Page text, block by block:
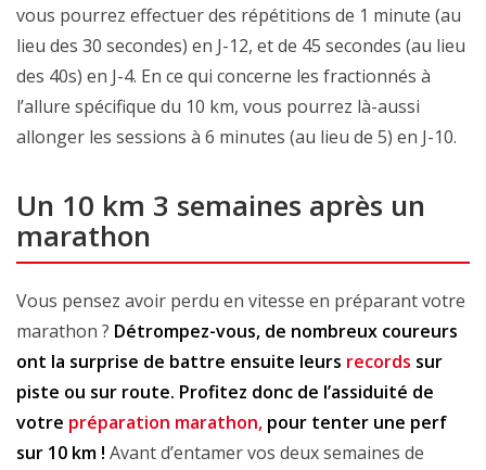
vous pourrez effectuer des répétitions de 1 minute (au
lieu des 30 secondes) en J-12, et de 45 secondes (au lieu
des 40s) en J-4. En ce qui concerne les fractionnés à
l’allure spécifique du 10 km, vous pourrez là-aussi
allonger les sessions à 6 minutes (au lieu de 5) en J-10.
Un 10 km 3 semaines après un
marathon
Vous pensez avoir perdu en vitesse en préparant votre
marathon ? Détrompez-vous, de nombreux coureurs
ont la surprise de battre ensuite leurs records sur
piste ou sur route. Profitez donc de l’assiduité de
votre préparation marathon, pour tenter une perf
sur 10 km ! Avant d’entamer vos deux semaines de